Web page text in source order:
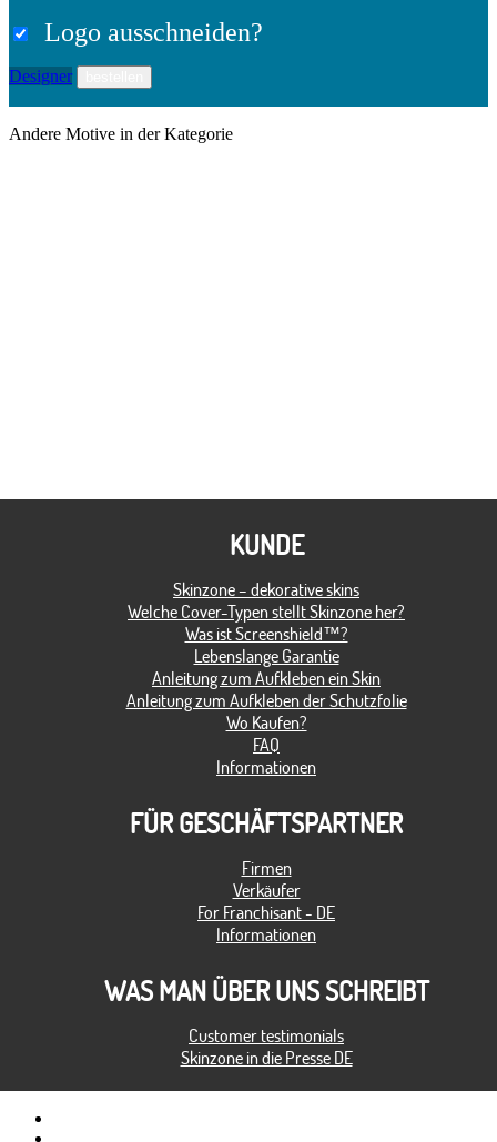
Logo ausschneiden?
Designer
Andere Motive in der Kategorie
KUNDE
Skinzone – dekorative skins
Welche Cover-Typen stellt Skinzone her?
Was ist Screenshield™?
Lebenslange Garantie
Anleitung zum Aufkleben ein Skin
Anleitung zum Aufkleben der Schutzfolie
Wo Kaufen?
FAQ
Informationen
FÜR GESCHÄFTSPARTNER
Firmen
Verkäufer
For Franchisant - DE
Informationen
WAS MAN ÜBER UNS SCHREIBT
Customer testimonials
Skinzone in die Presse DE